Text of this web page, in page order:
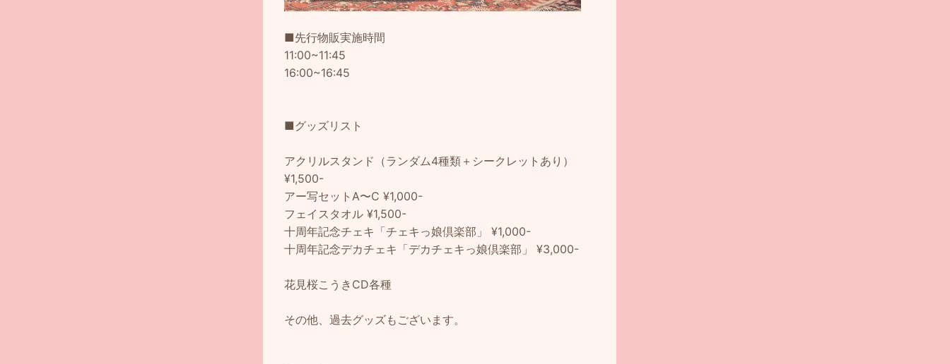
■先行物販実施時間
11:00~11:45
16:00~16:45
■グッズリスト
アクリルスタンド（ランダム4種類＋シークレットあり）
¥1,500-
アー写セットA〜C ¥1,000-
フェイスタオル ¥1,500-
十周年記念チェキ「チェキっ娘倶楽部」 ¥1,000-
十周年記念デカチェキ「デカチェキっ娘倶楽部」 ¥3,000-
花見桜こうきCD各種
その他、過去グッズもございます。